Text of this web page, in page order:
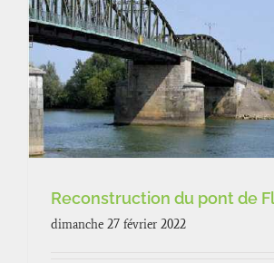
Reconstruction du pont de
dimanche 27 février 2022